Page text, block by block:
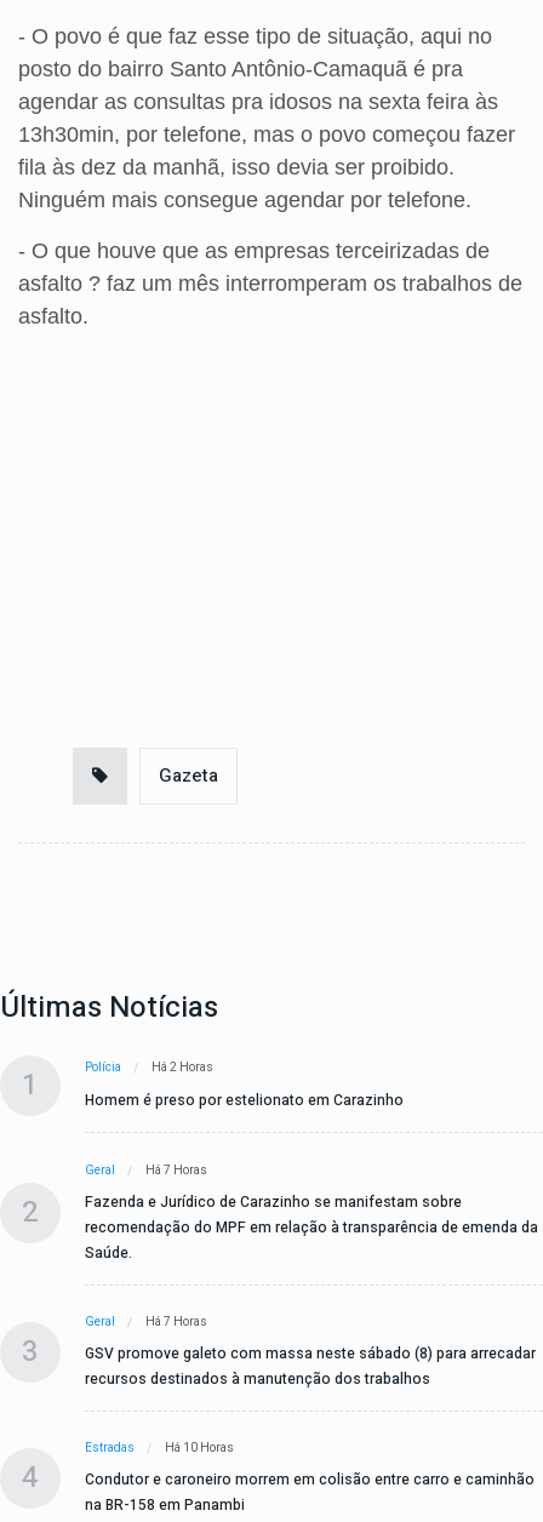
- O povo é que faz esse tipo de situação, aqui no
posto do bairro Santo Antônio-Camaquã é pra
agendar as consultas pra idosos na sexta feira às
13h30min, por telefone, mas o povo começou fazer
fila às dez da manhã, isso devia ser proibido.
Ninguém mais consegue agendar por telefone.
- O que houve que as empresas terceirizadas de
asfalto ? faz um mês interromperam os trabalhos de
asfalto.
Gazeta
Últimas Notícias
1
Polícia Há 2 Horas
Homem é preso por estelionato em Carazinho
2
Geral Há 7 Horas
Fazenda e Jurídico de Carazinho se manifestam sobre
recomendação do MPF em relação à transparência de emenda da
Saúde.
3
Geral Há 7 Horas
GSV promove galeto com massa neste sábado (8) para arrecadar
recursos destinados à manutenção dos trabalhos
4
Estradas Há 10 Horas
Condutor e caroneiro morrem em colisão entre carro e caminhão
na BR-158 em Panambi